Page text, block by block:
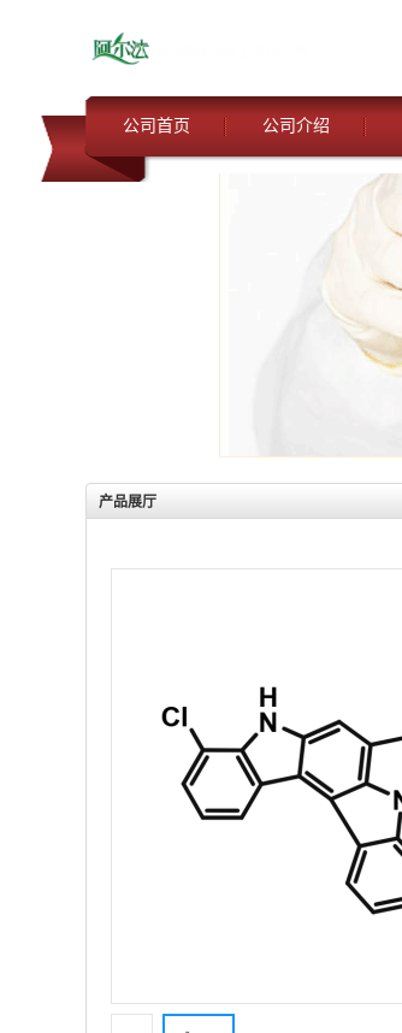
公司首页 公司介绍
产品展厅